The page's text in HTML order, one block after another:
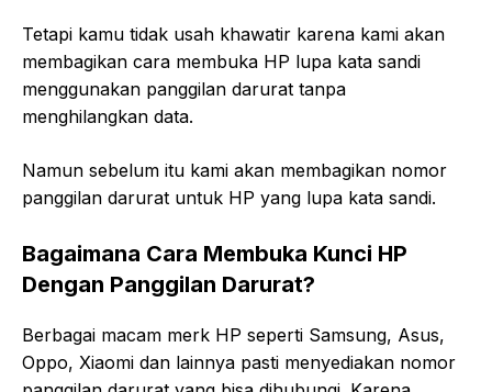
Tetapi kamu tidak usah khawatir karena kami akan
membagikan cara membuka HP lupa kata sandi
menggunakan panggilan darurat tanpa
menghilangkan data.
Namun sebelum itu kami akan membagikan nomor
panggilan darurat untuk HP yang lupa kata sandi.
Bagaimana Cara Membuka Kunci HP
Dengan Panggilan Darurat?
Berbagai macam merk HP seperti Samsung, Asus,
Oppo, Xiaomi dan lainnya pasti menyediakan nomor